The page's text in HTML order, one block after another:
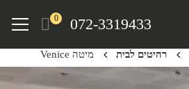
072-3319433
0
Menu
רהיטים לבית מיטה Venice